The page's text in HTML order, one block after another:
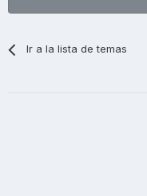
Ir a la lista de temas